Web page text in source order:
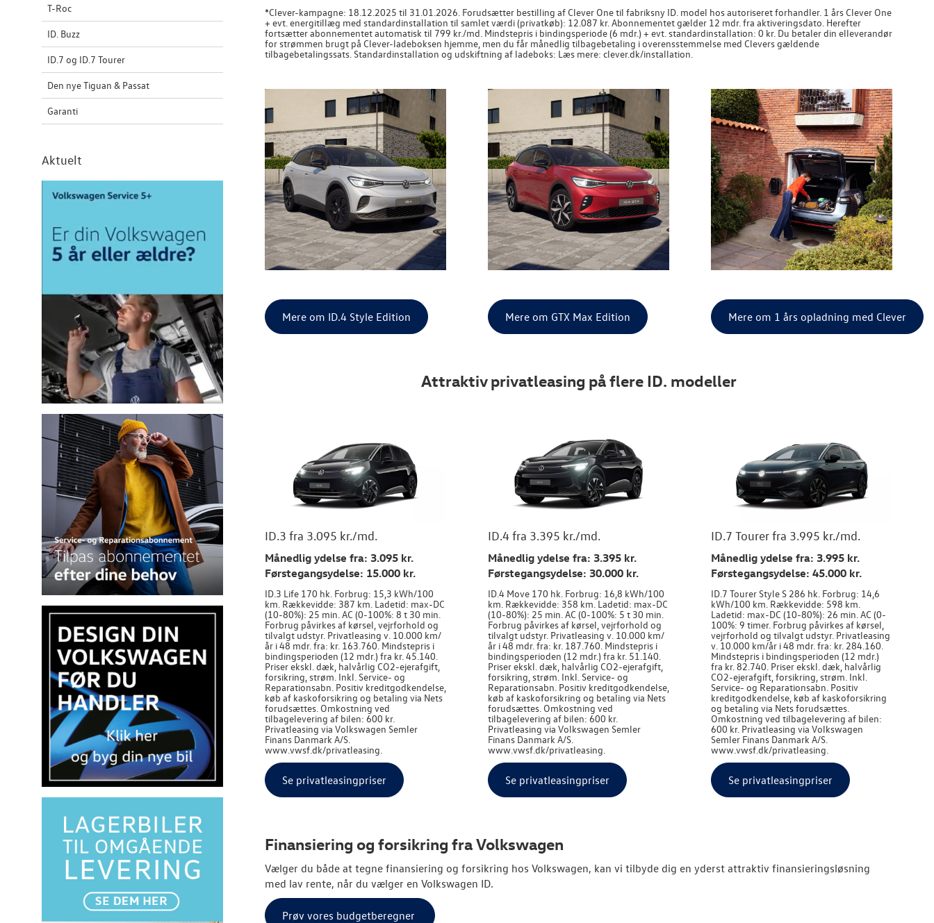
T-Roc
ID. Buzz
ID.7 og ID.7 Tourer
Den nye Tiguan & Passat
Garanti
Aktuelt
*Clever-kampagne: 18.12.2025 til 31.01.2026. Forudsætter bestilling af Clever One til fabriksny ID. model hos autoriseret forhandler. 1 års Clever One
+ evt. energitillæg med standardinstallation til samlet værdi (privatkøb): 12.087 kr. Abonnementet gælder 12 mdr. fra aktiveringsdato. Herefter
fortsætter abonnementet automatisk til 799 kr./md. Mindstepris i bindingsperiode (6 mdr.) + evt. standardinstallation: 0 kr. Du betaler din elleverandør
for strømmen brugt på Clever-ladeboksen hjemme, men du får månedlig tilbagebetaling i overensstemmelse med Clevers gældende
tilbagebetalingssats. Standardinstallation og udskiftning af ladeboks: Læs mere: clever.dk/installation.
Mere om ID.4 Style Edition Mere om GTX Max Edition Mere om 1 års opladning med Clever
Attraktiv privatleasing på flere ID. modeller
ID.3 fra 3.095 kr./md.
Månedlig ydelse fra: 3.095 kr.
Førstegangsydelse: 15.000 kr.
ID.3 Life 170 hk. Forbrug: 15,3 kWh/100
km. Rækkevidde: 387 km. Ladetid: max-DC
(10-80%): 25 min. AC (0-100%: 8 t 30 min.
Forbrug påvirkes af kørsel, vejrforhold og
tilvalgt udstyr. Privatleasing v. 10.000 km/
år i 48 mdr. fra: kr. 163.760. Mindstepris i
bindingsperioden (12 mdr.) fra kr. 45.140.
Priser ekskl. dæk, halvårlig CO2-ejerafgift,
forsikring, strøm. Inkl. Service- og
Reparationsabn. Positiv kreditgodkendelse,
køb af kaskoforsikring og betaling via Nets
forudsættes. Omkostning ved
tilbagelevering af bilen: 600 kr.
Privatleasing via Volkswagen Semler
Finans Danmark A/S.
www.vwsf.dk/privatleasing.
Se privatleasingpriser
ID.4 fra 3.395 kr./md.
Månedlig ydelse fra: 3.395 kr.
Førstegangsydelse: 30.000 kr.
ID.4 Move 170 hk. Forbrug: 16,8 kWh/100
km. Rækkevidde: 358 km. Ladetid: max-DC
(10-80%): 25 min. AC (0-100%: 5 t 30 min.
Forbrug påvirkes af kørsel, vejrforhold og
tilvalgt udstyr. Privatleasing v. 10.000 km/
år i 48 mdr. fra: kr. 187.760. Mindstepris i
bindingsperioden (12 mdr.) fra kr. 51.140.
Priser ekskl. dæk, halvårlig CO2-ejerafgift,
forsikring, strøm. Inkl. Service- og
Reparationsabn. Positiv kreditgodkendelse,
køb af kaskoforsikring og betaling via Nets
forudsættes. Omkostning ved
tilbagelevering af bilen: 600 kr.
Privatleasing via Volkswagen Semler
Finans Danmark A/S.
www.vwsf.dk/privatleasing.
Se privatleasingpriser
ID.7 Tourer fra 3.995 kr./md.
Månedlig ydelse fra: 3.995 kr.
Førstegangsydelse: 45.000 kr.
ID.7 Tourer Style S 286 hk. Forbrug: 14,6
kWh/100 km. Rækkevidde: 598 km.
Ladetid: max-DC (10-80%): 26 min. AC (0-
100%: 9 timer. Forbrug påvirkes af kørsel,
vejrforhold og tilvalgt udstyr. Privatleasing
v. 10.000 km/år i 48 mdr. fra: kr. 284.160.
Mindstepris i bindingsperioden (12 mdr.)
fra kr. 82.740. Priser ekskl. dæk, halvårlig
CO2-ejerafgift, forsikring, strøm. Inkl.
Service- og Reparationsabn. Positiv
kreditgodkendelse, køb af kaskoforsikring
og betaling via Nets forudsættes.
Omkostning ved tilbagelevering af bilen:
600 kr. Privatleasing via Volkswagen
Semler Finans Danmark A/S.
www.vwsf.dk/privatleasing.
Se privatleasingpriser
Finansiering og forsikring fraVolkswagen
Vælger du både at tegne finansiering og forsikring hos Volkswagen, kan vi tilbyde dig en yderst attraktiv finansieringsløsning
med lav rente, når du vælger en Volkswagen ID.
Prøv vores budgetberegner